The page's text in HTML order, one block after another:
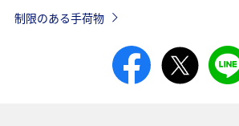
制限のある手荷物